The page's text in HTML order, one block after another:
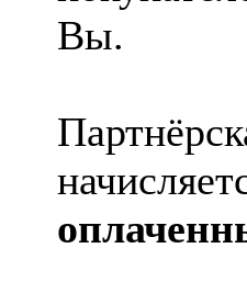
Вы.